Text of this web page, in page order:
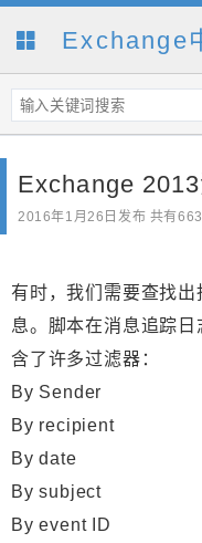
Exchange
Exchange
2016年1月26日 发布 共有
有时，我们需要查找
息。脚本在消息追踪
含了许多过滤器：
By Sender
By recipient
By date
By subject
By event ID